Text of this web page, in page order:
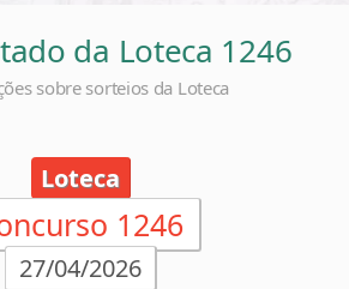
da Loteca 1246
sobre sorteios da Loteca
Loteca
1246
27/04/2026